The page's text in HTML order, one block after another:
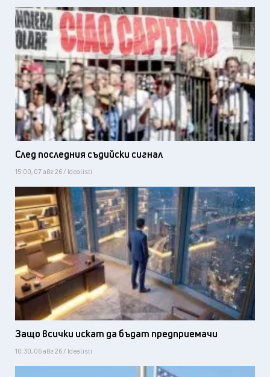
След последния съдийски сигнал
15:00, 07 авг 26 / Idealisti
Защо всички искат да бъдат предприемачи
10:30, 06 авг 26 / Idealisti